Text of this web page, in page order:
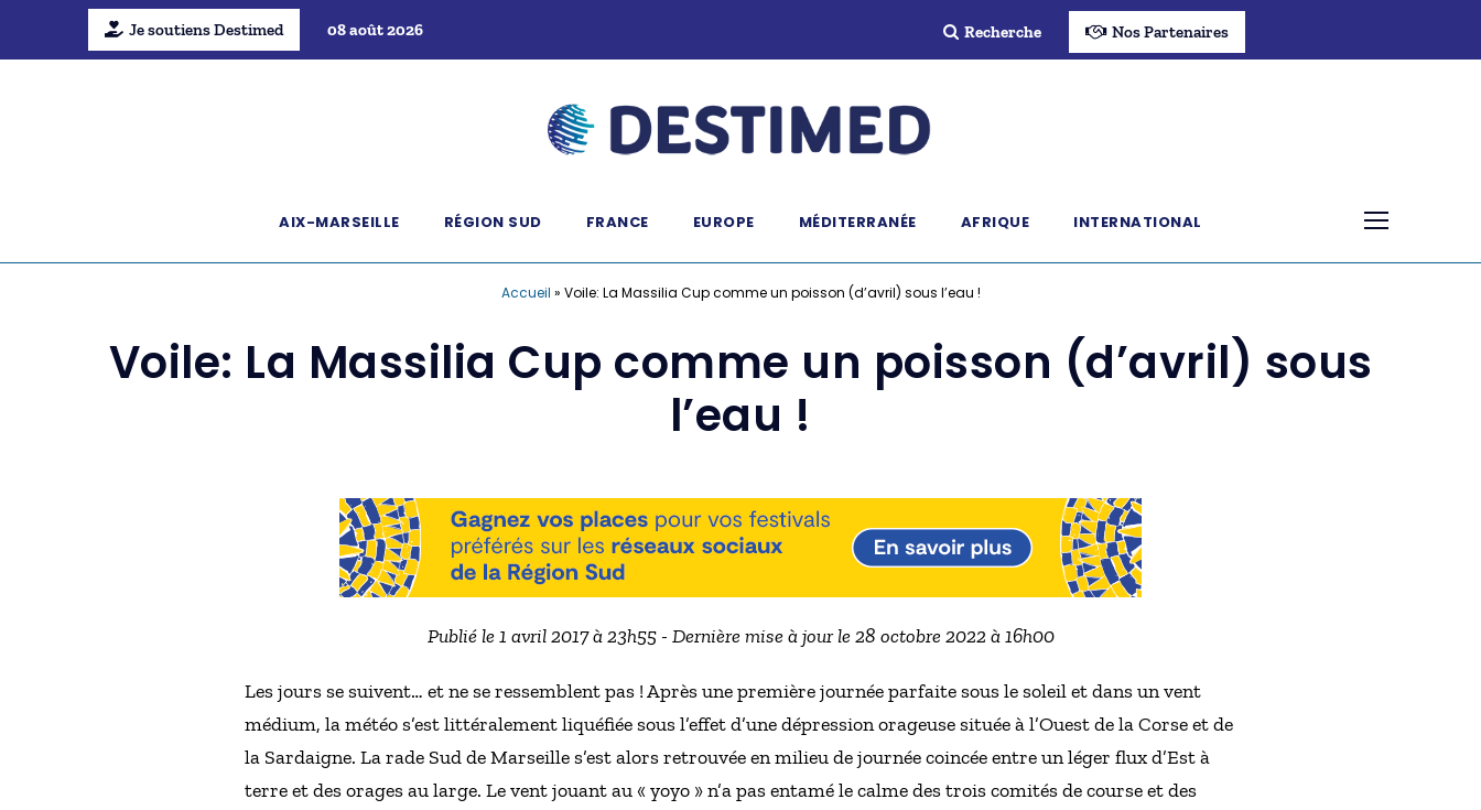
Je soutiens Destimed 08 août 2026 Recherche Nos Partenaires
AIX-MARSEILLE RÉGION SUD FRANCE EUROPE MÉDITERRANÉE AFRIQUE INTERNATIONAL
Accueil » Voile: La Massilia Cup comme un poisson (d’avril) sous l’eau !
Voile: La Massilia Cup comme un poisson (d’avril) sous
l’eau !
Publié le 1 avril 2017 à 23h55 - Dernière mise à jour le 28 octobre 2022 à 16h00
Les jours se suivent… et ne se ressemblent pas ! Après une première journée parfaite sous le soleil et dans un vent
médium, la météo s’est littéralement liquéfiée sous l’effet d’une dépression orageuse située à l’Ouest de la Corse et de
la Sardaigne. La rade Sud de Marseille s’est alors retrouvée en milieu de journée coincée entre un léger flux d’Est à
terre et des orages au large. Le vent jouant au « yoyo » n’a pas entamé le calme des trois comités de course et des